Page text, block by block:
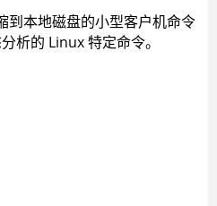
到本地磁盘的小型客户机命令
析的 Linux 特定命令。